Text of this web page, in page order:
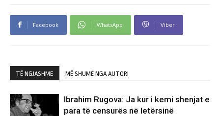
Facebook WhatsApp Viber
TË NGJASHME MË SHUMË NGA AUTORI
Ibrahim Rugova: Ja kur i kemi shenjat e
para të censurës në letërsinë